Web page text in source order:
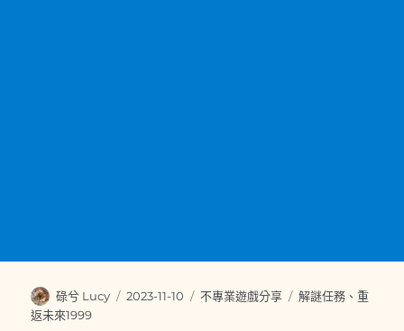
作
者
碌兮 Lucy
發
2023-11-10
分
不專業遊戲分享
標
解謎任務 、重
返未來1999